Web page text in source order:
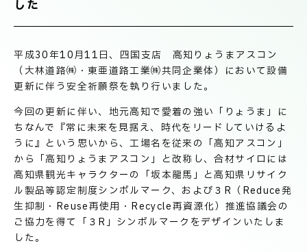
サステナビリティ
ネットワーク
電子公告
OUR WORKS
施工事例
TECHNICAL INFORMATION
技術情報
PRODUCT INFORMATION
製品情報
した
平成30年10月11日、四国支店 高知りょうまアスコン
（大林道路㈱・東亜道路工業㈱共同企業体）において設備
更新に伴う安全祈願祭を執り行いました。
今回の更新に伴い、地元高知で愛着の強い「りょうま」に
ちなんで『常に未来を見据え、時代をリードしていけるよ
うに』という思いから、工場名を従来の「高知アスコン」
から「高知りょうまアスコン」と改称し、合材サイロには
高知県観光キャラクターの「坂本龍馬」と高知県リサイク
ル製品等認定制度シンボルマーク、および３R（Reduce発
生抑制・Reuse再使用・Recycle再資源化）推進協議会の
ご協力を得て「３R」シンボルマークをデザインいたしま
した。